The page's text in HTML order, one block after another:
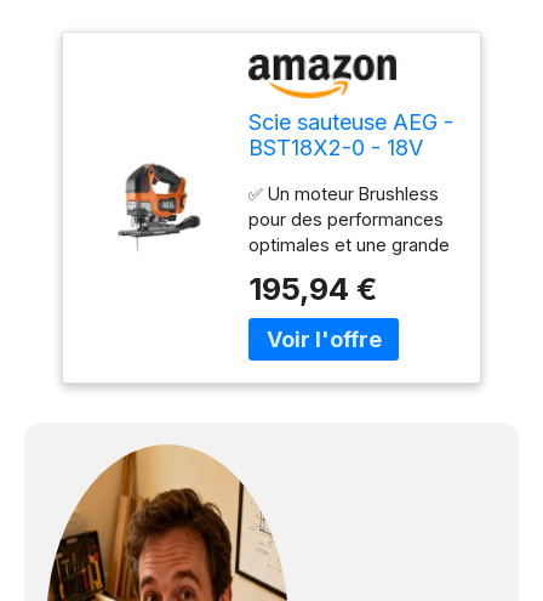
Scie sauteuse AEG -
BST18X2-0 - 18V
bois - sans batterie
ni chargeur
✅ Un moteur Brushless
pour des performances
optimales et une grande
gamme AEG PRO ✅ 4
vitesses disponibles ✅
Changement de lame
195,94 €